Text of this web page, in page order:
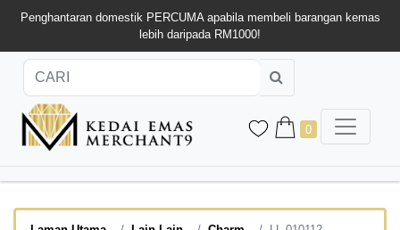
Penghantaran domestik PERCUMA apabila membeli barangan kemas
lebih daripada RM1000!
0